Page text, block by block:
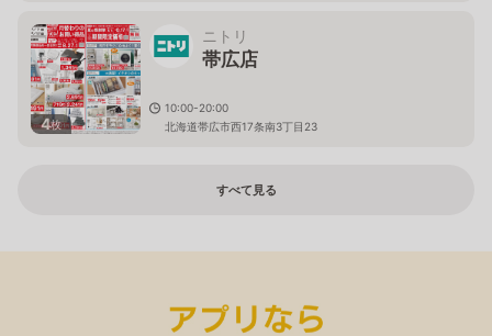
4枚
ニトリ
帯広店
10:00-20:00
北海道帯広市西17条南3丁目23
すべて見る